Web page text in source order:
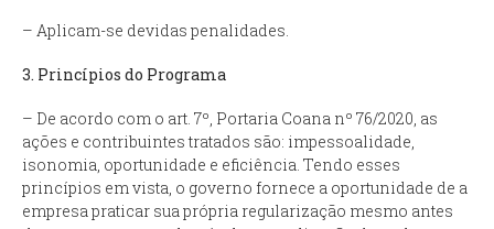
– Aplicam-se devidas penalidades.
3. Princípios do Programa
– De acordo com o art. 7º, Portaria Coana nº 76/2020, as
ações e contribuintes tratados são: impessoalidade,
isonomia, oportunidade e eficiência. Tendo esses
princípios em vista, o governo fornece a oportunidade de a
empresa praticar sua própria regularização mesmo antes